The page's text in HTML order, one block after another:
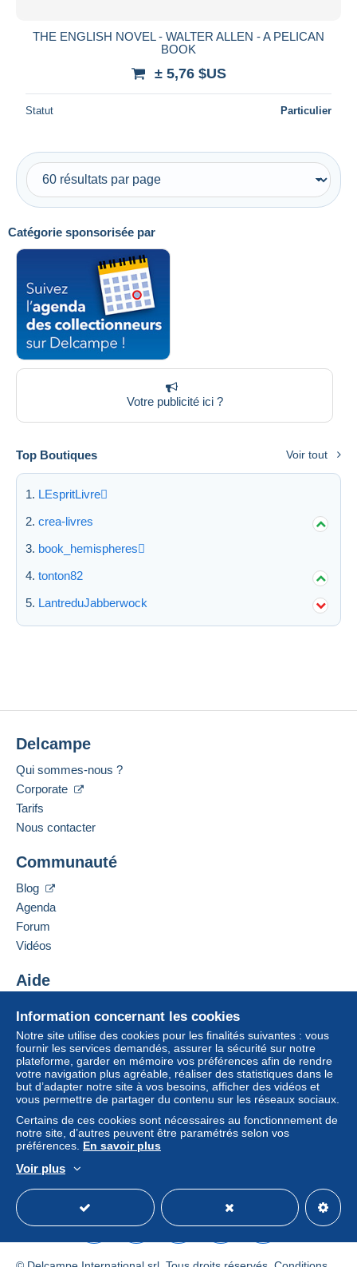
Catégorie sponsorisée par
Votre publicité ici ?
Top Boutiques Voir tout
LEspritLivre
crea-livres
book_hemispheres
tonton82
LantreduJabberwock
THE ENGLISH NOVEL - WALTER ALLEN - A PELICAN
BOOK
± 5,76 $US
Statut Particulier
Information concernant les cookies
Notre site utilise des cookies pour les finalités suivantes : vous
fournir les services demandés, assurer la sécurité sur notre
plateforme, garder en mémoire vos préférences afin de rendre
votre navigation plus agréable, réaliser des statistiques dans le
but d’adapter notre site à vos besoins, afficher des vidéos et
vous permettre de partager du contenu sur les réseaux sociaux.
Certains de ces cookies sont nécessaires au fonctionnement de
notre site, d’autres peuvent être paramétrés selon vos
préférences. En savoir plus
Voir plus
Delcampe
Qui sommes-nous ?
Corporate
Tarifs
Nous contacter
Communauté
Blog
Agenda
Forum
Vidéos
Aide
Acheter sur Delcampe
Vendre sur Delcampe
Un site sécurisé